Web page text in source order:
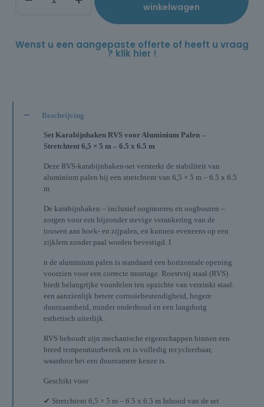
winkelwagen
Wenst u een aangepaste offerte of heeft u vraag
? klik hier !
Beschrijving
Set Karabijnhaken RVS voor Aluminium Palen –
Stretchtent 6,5 × 5 m – 6.5 x 6.5 m
Deze RVS-karabijnhaken-set versterkt de stabiliteit van
aluminium palen bij een stretchtent van 6,5 × 5 m – 6.5 x 6.5
m.
De karabijnhaken – inclusief oogmoeren en oogbouten –
zorgen voor een bijzonder stevige verankering van de
touwen aan hoek- en zijpalen, en kunnen eveneens op een
zijklem zonder paal worden bevestigd. I
n de aluminium palen is standaard een horizontale opening
voorzien voor een correcte montage. Roestvrij staal (RVS)
biedt belangrijke voordelen ten opzichte van verzinkt staal:
een aanzienlijk betere corrosiebestendigheid, hogere
duurzaamheid, minder onderhoud en een langdurig
esthetisch uiterlijk.
RVS behoudt zijn mechanische eigenschappen binnen een
breed temperatuurbereik en is volledig recycleerbaar,
waardoor het een duurzamere keuze is.
Geschikt voor
✔ Stretchtent 6,5 × 5 m – 6.5 x 6.5 m Inhoud van de set